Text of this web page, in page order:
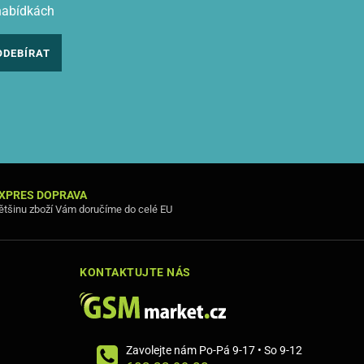
DOPRAVA
zboží Vám doručíme do celé EU
KONTAKTUJTE NÁS
Zavolejte nám Po-Pá 9-17 • So 9-12